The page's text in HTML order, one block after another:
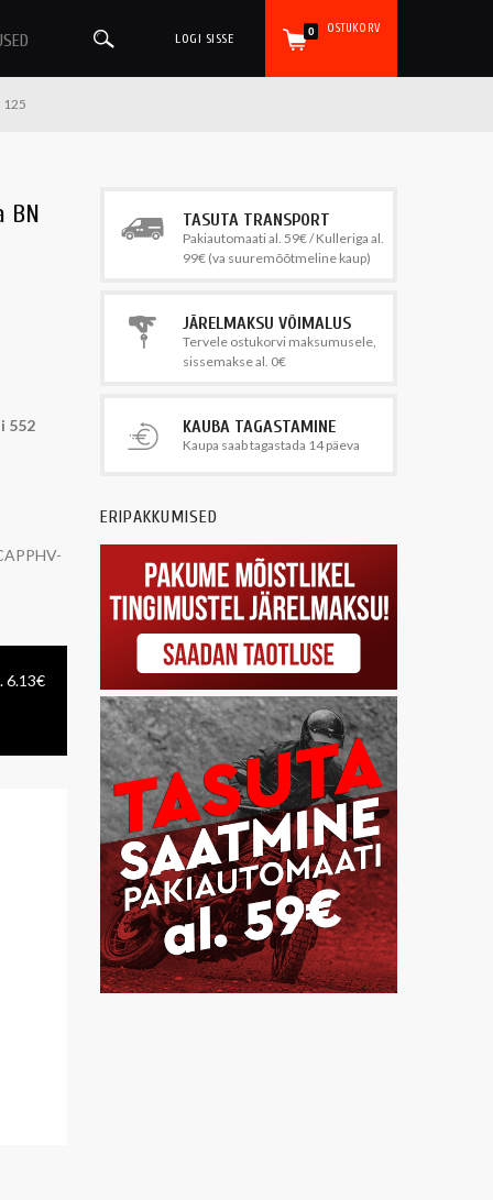
OSTUKORV
0
LOGI SISSE
125
TASUTA TRANSPORT
Pakiautomaati al. 59€ / Kulleriga al.
99€ (va suuremõõtmeline kaup)
JÄRELMAKSU VÕIMALUS
Tervele ostukorvi maksumusele,
sissemakse al. 0€
KAUBA TAGASTAMINE
Kaupa saab tagastada 14 päeva
ERIPAKKUMISED
BN
552
6.13€